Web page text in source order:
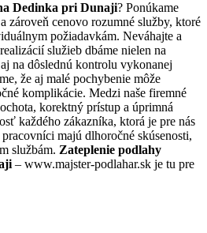
Dedinka pri Dunaji? Ponúkame
zároveň cenovo rozumné služby, ktoré
požiadavkám. Neváhajte a
služieb dbáme nielen na
na dôslednú kontrolu vykonanej
že aj malé pochybenie môže
komplikácie. Medzi naše firemné
korektný prístup a úprimná
každého zákazníka, ktorá je pre nás
majú dlhoročné skúsenosti,
službám. Zateplenie podlahy
– www.majster-podlahar.sk je tu pre